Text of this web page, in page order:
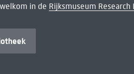
in de Rijksmuseum Research